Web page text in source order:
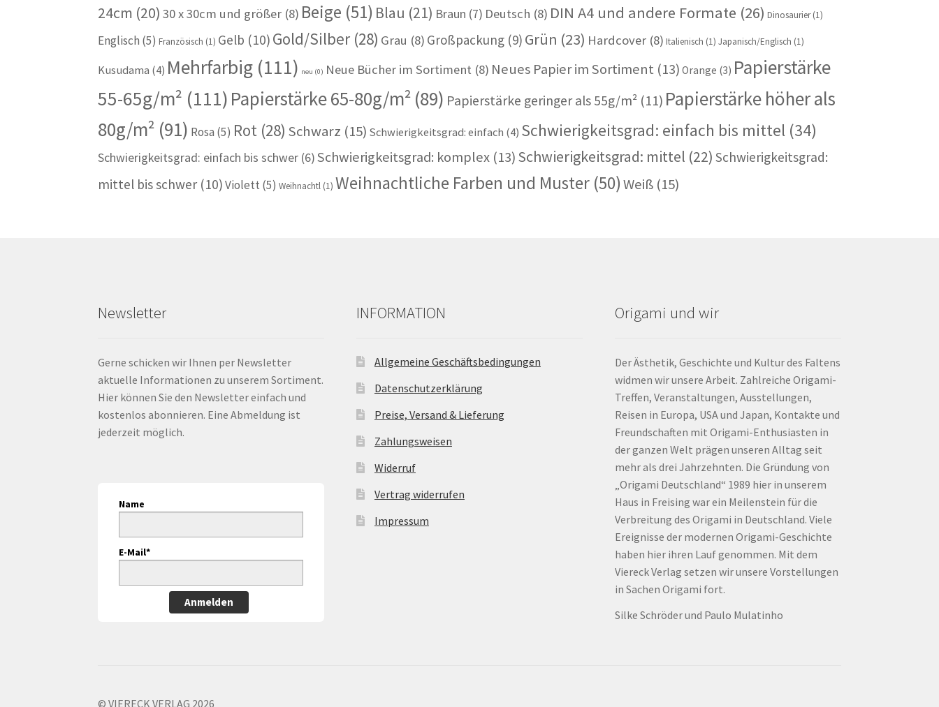
24cm (20) 30 x 30cm und größer (8) Beige (51) Blau (21) Braun (7) Deutsch (8) DIN A4 und andere Formate (26) Dinosaurier(1)
Englisch (5) Französisch (1) Gelb (10) Gold/Silber (28) Grau (8) Großpackung (9) Grün (23) Hardcover (8) Italienisch (1) Japanisch/Englisch (1)
Kusudama (4) Mehrfarbig (111) neu (0) Neue Bücher im Sortiment (8) Neues Papier im Sortiment (13) Orange (3) Papierstärke
55-65g/m² (111) Papierstärke 65-80g/m² (89) Papierstärke geringer als 55g/m² (11) Papierstärke höher als
80g/m² (91) Rosa (5) Rot (28) Schwarz (15) Schwierigkeitsgrad: einfach (4) Schwierigkeitsgrad: einfach bis mittel (34)
Schwierigkeitsgrad: einfach bis schwer (6)Schwierigkeitsgrad: komplex (13)Schwierigkeitsgrad: mittel (22) Schwierigkeitsgrad:
mittel bis schwer (10)Violett (5) Weihnachtl (1) Weihnachtliche Farben und Muster (50)Weiß (15)
Newsletter
Gerne schicken wir Ihnen per Newsletter
aktuelle Informationen zu unserem Sortiment.
Hier können Sie den Newsletter einfach und
kostenlos abonnieren. Eine Abmeldung ist
jederzeit möglich.
Name
E-Mail*
Anmelden
INFORMATION
Allgemeine Geschäftsbedingungen
Datenschutzerklärung
Preise, Versand & Lieferung
Zahlungsweisen
Widerruf
Vertrag widerrufen
Impressum
Origami und wir
Der Ästhetik, Geschichte und Kultur des Faltens
widmen wir unsere Arbeit. Zahlreiche Origami-
Treffen, Veranstaltungen, Ausstellungen,
Reisen in Europa, USA und Japan, Kontakte und
Freundschaften mit Origami-Enthusiasten in
der ganzen Welt prägen unseren Alltag seit
mehr als drei Jahrzehnten. Die Gründung von
„Origami Deutschland“ 1989 hier in unserem
Haus in Freising war ein Meilenstein für die
Verbreitung des Origami in Deutschland. Viele
Ereignisse der modernen Origami-Geschichte
haben hier ihren Lauf genommen. Mit dem
Viereck Verlag setzen wir unsere Vorstellungen
in Sachen Origami fort.
Silke Schröder und Paulo Mulatinho
© VIERECK VERLAG 2026